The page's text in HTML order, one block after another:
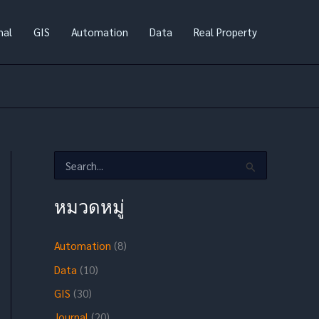
GIS Automation Data Real Property
r
c
f
r
หมวดหมู่
Automation (8)
Data (10)
GIS (30)